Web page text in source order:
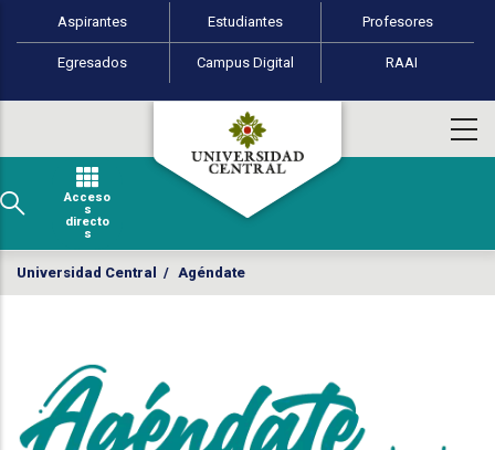
Pasar al contenido principal
Perfiles de usuario
Aspirantes Estudiantes Profesores
Egresados Campus Digital RAAI
Acceso
s
directo
s
Universidad Central / Agéndate